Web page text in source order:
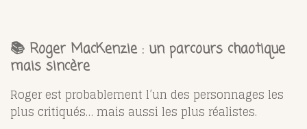
📚 Roger MacKenzie : un parcours chaotique
mais sincère
Roger est probablement l’un des personnages les
plus critiqués… mais aussi les plus réalistes.